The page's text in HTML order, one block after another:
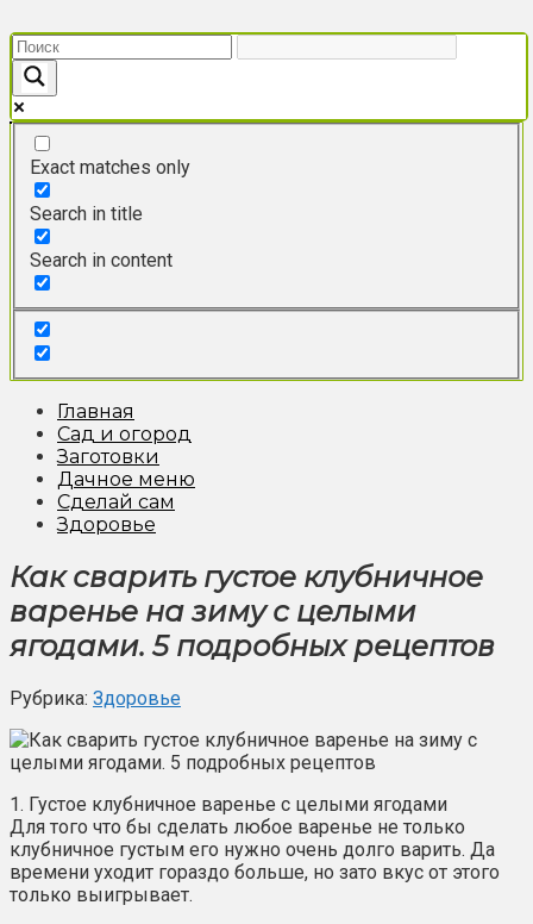
к
контенту
Exact matches only
Search in title
Search in content
Главная
Сад и огород
Заготовки
Дачное меню
Сделай сам
Здоровье
Как сварить густое клубничное
варенье на зиму с целыми
ягодами. 5 подробных рецептов
Рубрика: Здоровье
1. Густое клубничное варенье с целыми ягодами
Для того что бы сделать любое варенье не только
клубничное густым его нужно очень долго варить. Да
времени уходит гораздо больше, но зато вкус от этого
только выигрывает.